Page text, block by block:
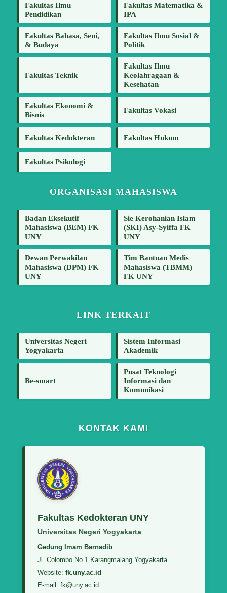
Fakultas Ilmu
Pendidikan
Fakultas Matematika &
IPA
Fakultas Bahasa, Seni,
& Budaya
Fakultas Ilmu Sosial &
Politik
Fakultas Teknik
Fakultas Ilmu
Keolahragaan &
Kesehatan
Fakultas Ekonomi &
Bisnis
Fakultas Vokasi
Fakultas Kedokteran Fakultas Hukum
Fakultas Psikologi
ORGANISASI MAHASISWA
Badan Eksekutif
Mahasiswa (BEM) FK
UNY
Sie Kerohanian Islam
(SKI) Asy-Syiffa FK
UNY
Dewan Perwakilan
Mahasiswa (DPM) FK
UNY
Tim Bantuan Medis
Mahasiswa (TBMM)
FK UNY
LINK TERKAIT
Universitas Negeri
Yogyakarta
Sistem Informasi
Akademik
Be-smart
Pusat Teknologi
Informasi dan
Komunikasi
KONTAK KAMI
Fakultas Kedokteran UNY
Universitas Negeri Yogyakarta
Gedung Imam Barnadib
Jl. Colombo No.1 Karangmalang Yogyakarta
Website:fk.uny.ac.id
E-mail: fk@uny.ac.id